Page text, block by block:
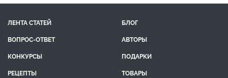
ЛЕНТА СТАТЕЙ
БЛОГ
ВОПРОС-ОТВЕТ
АВТОРЫ
КОНКУРСЫ
ПОДАРКИ
РЕЦЕПТЫ
ТОВАРЫ